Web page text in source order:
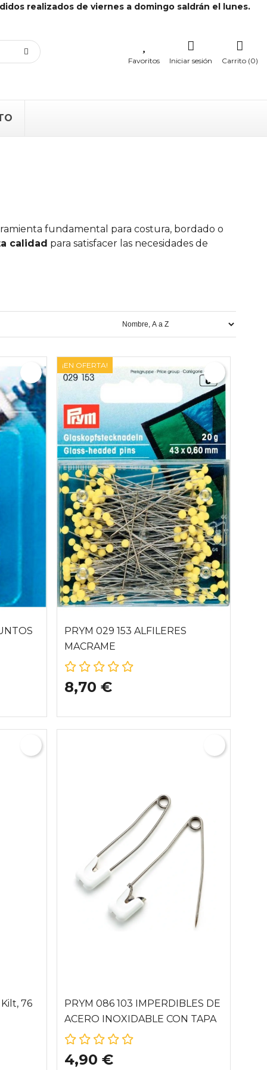
realizados de viernes a domingo saldrán el lunes.
Favoritos Iniciar sesión Carrito (0)
fundamental para costura, bordado o
calidad para satisfacer las necesidades de
PRYM 029 153 ALFILERES
MACRAME
8,70 €
¡EN OFERTA!
76
PRYM 086 103 IMPERDIBLES DE
ACERO INOXIDABLE CON TAPA
DE PLÁSTICO PARA BEBÉ
4,90 €